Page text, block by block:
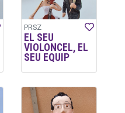
PRSZ
EL SEU
VIOLONCEL, EL
SEU EQUIP